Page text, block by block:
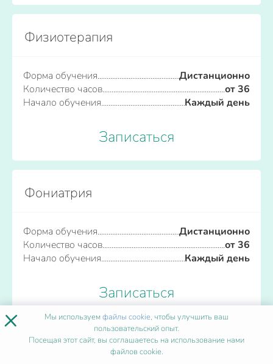
Физиотерапия
Форма обучения
Дистанционно
Количество часов
от 36
Начало обучения
Каждый день
Записаться
Фониатрия
Форма обучения
Дистанционно
Количество часов
от 36
Начало обучения
Каждый день
Записаться
ПОПУЛЯРНЫЕ ПРОГРАММЫ
× Мы используемфайлы cookie, чтобы улучшить ваш
пользовательский опыт.
Посещая этот сайт, вы соглашаетесь на использование нами
файлов cookie.